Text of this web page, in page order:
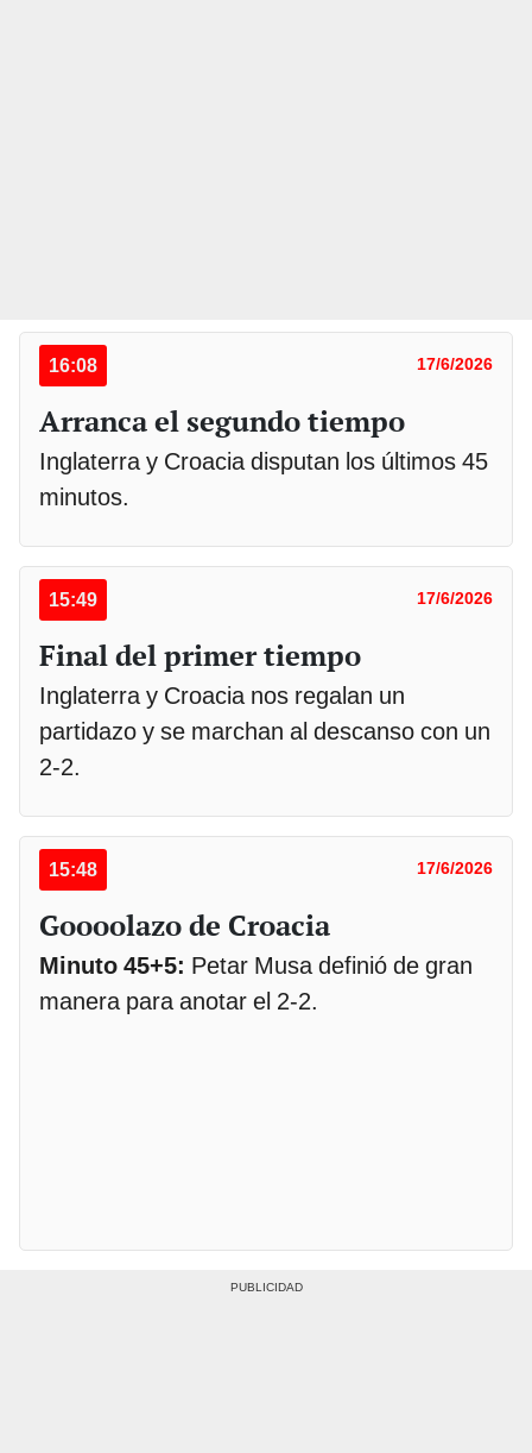
16:08 17/6/2026
Arranca el segundo tiempo
Inglaterra y Croacia disputan los últimos 45
minutos.
15:49 17/6/2026
Final del primer tiempo
Inglaterra y Croacia nos regalan un
partidazo y se marchan al descanso con un
2-2.
15:48 17/6/2026
Goooolazo de Croacia
Minuto 45+5: Petar Musa definió de gran
manera para anotar el 2-2.